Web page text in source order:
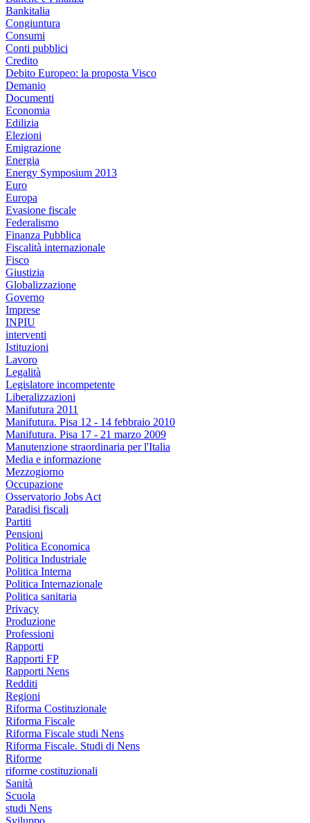
Bankitalia
Congiuntura
Consumi
Conti pubblici
Credito
Debito Europeo: la proposta Visco
Demanio
Documenti
Economia
Edilizia
Elezioni
Emigrazione
Energia
Energy Symposium 2013
Euro
Europa
Evasione fiscale
Federalismo
Finanza Pubblica
Fiscalità internazionale
Fisco
Giustizia
Globalizzazione
Governo
Imprese
INPIU
interventi
Istituzioni
Lavoro
Legalità
Legislatore incompetente
Liberalizzazioni
Manifutura 2011
Manifutura. Pisa 12 - 14 febbraio 2010
Manifutura. Pisa 17 - 21 marzo 2009
Manutenzione straordinaria per l'Italia
Media e informazione
Mezzogiorno
Occupazione
Osservatorio Jobs Act
Paradisi fiscali
Partiti
Pensioni
Politica Economica
Politica Industriale
Politica Interna
Politica Internazionale
Politica sanitaria
Privacy
Produzione
Professioni
Rapporti
Rapporti FP
Rapporti Nens
Redditi
Regioni
Riforma Costituzionale
Riforma Fiscale
Riforma Fiscale studi Nens
Riforma Fiscale. Studi di Nens
Riforme
riforme costituzionali
Sanità
Scuola
studi Nens
Sviluppo